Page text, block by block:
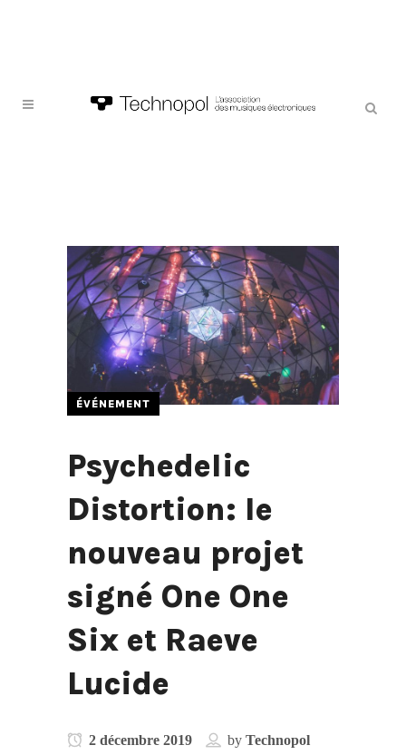
ÉVÉNEMENT
Psychedelic
Distortion: le
nouveau projet
signé One One
Six et Raeve
Lucide
2 décembre 2019 by Technopol